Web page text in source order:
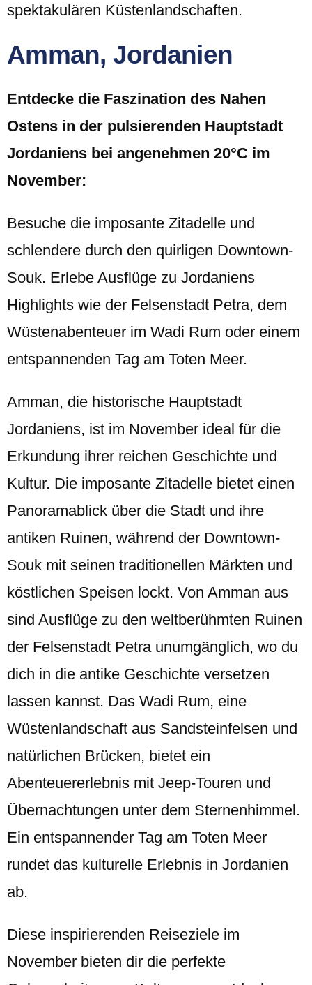
spektakulären Küstenlandschaften.
Amman, Jordanien
Entdecke die Faszination des Nahen
Ostens in der pulsierenden Hauptstadt
Jordaniens bei angenehmen 20°C im
November:
Besuche die imposante Zitadelle und
schlendere durch den quirligen Downtown-
Souk. Erlebe Ausflüge zu Jordaniens
Highlights wie der Felsenstadt Petra, dem
Wüstenabenteuer im Wadi Rum oder einem
entspannenden Tag am Toten Meer.
Amman, die historische Hauptstadt
Jordaniens, ist im November ideal für die
Erkundung ihrer reichen Geschichte und
Kultur. Die imposante Zitadelle bietet einen
Panoramablick über die Stadt und ihre
antiken Ruinen, während der Downtown-
Souk mit seinen traditionellen Märkten und
köstlichen Speisen lockt. Von Amman aus
sind Ausflüge zu den weltberühmten Ruinen
der Felsenstadt Petra unumgänglich, wo du
dich in die antike Geschichte versetzen
lassen kannst. Das Wadi Rum, eine
Wüstenlandschaft aus Sandsteinfelsen und
natürlichen Brücken, bietet ein
Abenteuererlebnis mit Jeep-Touren und
Übernachtungen unter dem Sternenhimmel.
Ein entspannender Tag am Toten Meer
rundet das kulturelle Erlebnis in Jordanien
ab.
Diese inspirierenden Reiseziele im
November bieten dir die perfekte